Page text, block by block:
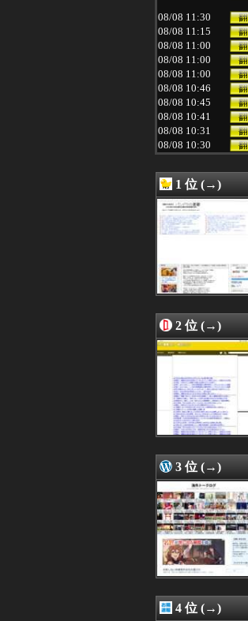
08/08 11:30
08/08 11:15
08/08 11:00
08/08 11:00
08/08 11:00
08/08 10:46
08/08 10:45
08/08 10:41
08/08 10:31
08/08 10:30
08/08 10:00
08/08 10:00
08/08 09:35
08/08 09:31
08/08 09:25
08/08 09:03
08/08 09:00
08/08 09:00
08/08 08:37
08/08 08:30
08/08 08:08
08/08 08:00
08/08 08:00
08/08 08:00
08/08 08:00
08/08 07:56
08/08 07:55
08/08 07:38
08/08 07:25
08/08 07:21
08/08 07:15
08/08 07:05
08/08 07:01
08/08 07:00
08/08 07:00
08/08 07:00
1 位 (→)
2 位 (→)
3 位 (→)
4 位 (→)